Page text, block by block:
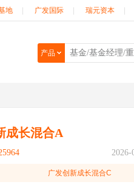
地 广发国际 瑞元资本
产品
成长混合A
2026-
广发创新成长混合C